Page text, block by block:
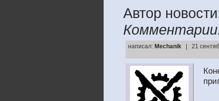
Автор
написал: Mechanik | 21